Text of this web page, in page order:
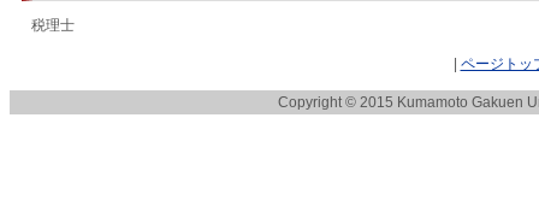
税理士
ページトッ
Copyright © 2015 Kumamoto Gakuen